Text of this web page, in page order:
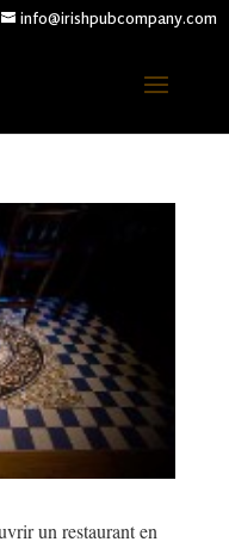
info@irishpubcompany.com
un restaurant en